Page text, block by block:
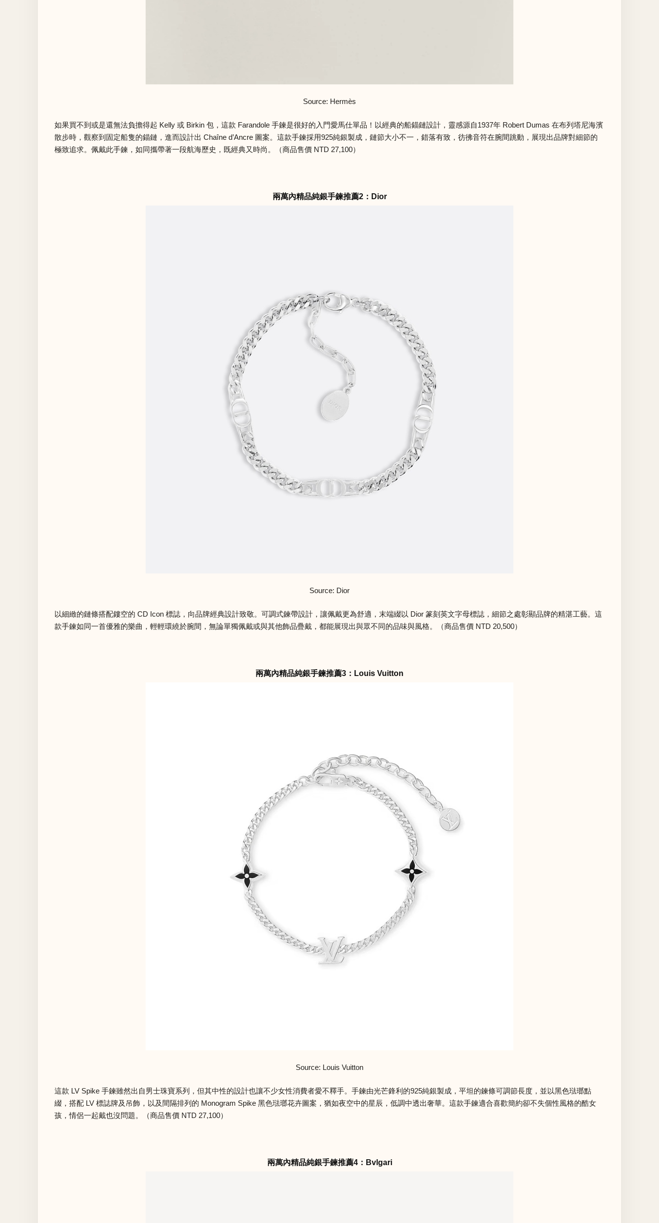
Source: Hermès
如果買不到或是還無法負擔得起 Kelly 或 Birkin 包，這款 Farandole 手鍊是很好的入門愛馬仕單品！以經典的船錨鏈設計，靈感源自1937年 Robert Dumas 在布列塔尼海濱
散步時，觀察到固定船隻的錨鏈，進而設計出 Chaîne d’Ancre 圖案。這款手鍊採用925純銀製成，鏈節大小不一，錯落有致，彷彿音符在腕間跳動，展現出品牌對細節的
極致追求。佩戴此手鍊，如同攜帶著一段航海歷史，既經典又時尚。（商品售價 NTD 27,100）
兩萬內精品純銀手鍊推薦2：Dior
Source: Dior
以細緻的鏈條搭配鏤空的 CD Icon 標誌，向品牌經典設計致敬。可調式鍊帶設計，讓佩戴更為舒適，末端綴以 Dior 篆刻英文字母標誌，細節之處彰顯品牌的精湛工藝。這
款手鍊如同一首優雅的樂曲，輕輕環繞於腕間，無論單獨佩戴或與其他飾品疊戴，都能展現出與眾不同的品味與風格。（商品售價 NTD 20,500）
兩萬內精品純銀手鍊推薦3：Louis Vuitton
Source: Louis Vuitton
這款 LV Spike 手鍊雖然出自男士珠寶系列，但其中性的設計也讓不少女性消費者愛不釋手。手鍊由光芒鋒利的925純銀製成，平坦的鍊條可調節長度，並以黑色琺瑯點
綴，搭配 LV 標誌牌及吊飾，以及間隔排列的 Monogram Spike 黑色琺瑯花卉圖案，猶如夜空中的星辰，低調中透出奢華。這款手鍊適合喜歡簡約卻不失個性風格的酷女
孩，情侶一起戴也沒問題。（商品售價 NTD 27,100）
兩萬內精品純銀手鍊推薦4：Bvlgari